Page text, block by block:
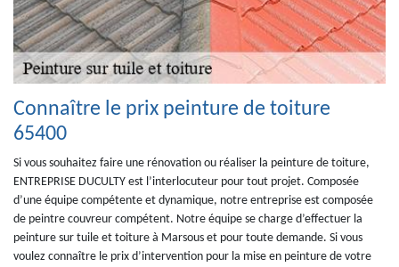
Connaître le prix peinture de toiture
65400
Si vous souhaitez faire une rénovation ou réaliser la peinture de toiture,
ENTREPRISE DUCULTY est l’interlocuteur pour tout projet. Composée
d’une équipe compétente et dynamique, notre entreprise est composée
de peintre couvreur compétent. Notre équipe se charge d’effectuer la
peinture sur tuile et toiture à Marsous et pour toute demande. Si vous
voulez connaître le prix d’intervention pour la mise en peinture de votre